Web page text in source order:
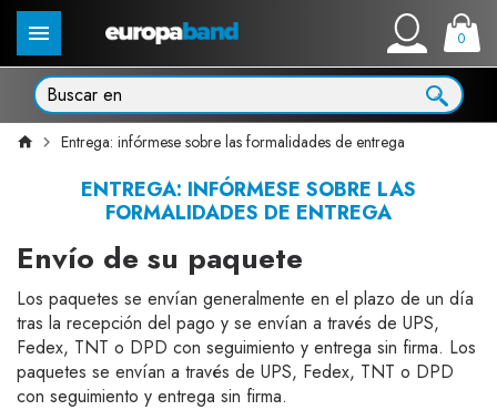
0
Entrega: infórmese sobre las formalidades de entrega
ENTREGA: INFÓRMESE SOBRE LAS
FORMALIDADES DE ENTREGA
Envío de su paquete
Los paquetes se envían generalmente en el plazo de un día
tras la recepción del pago y se envían a través de UPS,
Fedex, TNT o DPD con seguimiento y entrega sin firma. Los
paquetes se envían a través de UPS, Fedex, TNT o DPD
con seguimiento y entrega sin firma.